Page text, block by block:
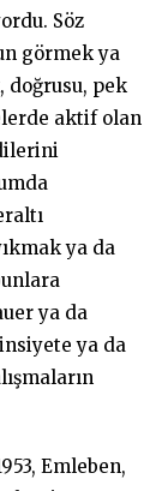
Söz
görmek ya
doğrusu, pek
aktif olan
ya da
ya da
ya da
Emleben,